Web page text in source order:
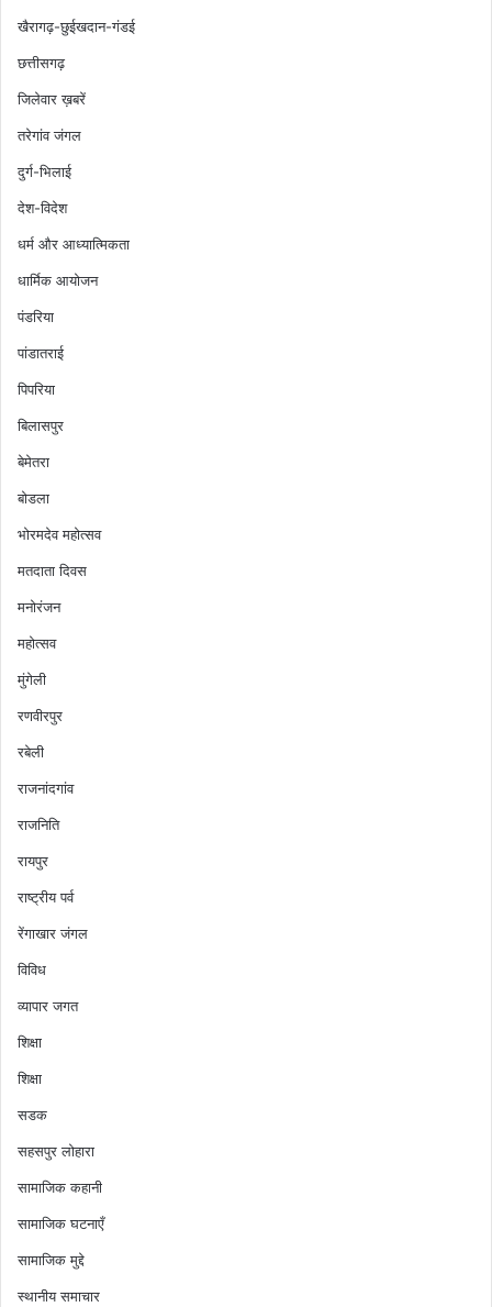
खैरागढ़-छुईखदान-गंडई
छत्तीसगढ़
जिलेवार ख़बरें
तरेगांव जंगल
दुर्ग-भिलाई
देश-विदेश
धर्म और आध्यात्मिकता
धार्मिक आयोजन
पंडरिया
पांडातराई
पिपरिया
बिलासपुर
बेमेतरा
बोडला
भोरमदेव महोत्सव
मतदाता दिवस
मनोरंजन
महोत्सव
मुंगेली
रणवीरपुर
रबेली
राजनांदगांव
राजनिति
रायपुर
राष्ट्रीय पर्व
रेंगाखार जंगल
विविध
व्यापार जगत
शिक्षा
शिक्षा
सडक
सहसपुर लोहारा
सामाजिक कहानी
सामाजिक घटनाएँ
सामाजिक मुद्दे
स्थानीय समाचार